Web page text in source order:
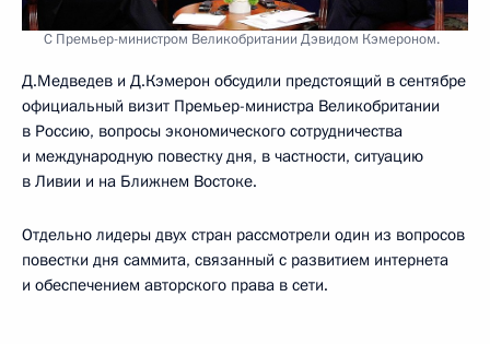
С Премьер-министром Великобритании Дэвидом Кэмероном.
Д.Медведев и Д.Кэмерон обсудили предстоящий в сентябре
официальный визит Премьер-министра Великобритании
в Россию, вопросы экономического сотрудничества
и международную повестку дня, в частности, ситуацию
в Ливии и на Ближнем Востоке.
Отдельно лидеры двух стран рассмотрели один из вопросов
повестки дня саммита, связанный с развитием интернета
и обеспечением авторского права в сети.